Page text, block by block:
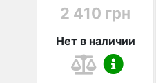
2 410 грн
Нет в наличии